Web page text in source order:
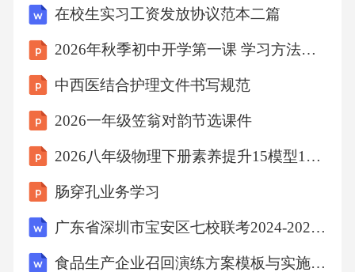
本文件按照标准化工作导则第部分标准化文件
的结构和起草规则的规定
起草
。
请注意本文件的某些内容可能涉及专利本文件
在校生实习工资发放协议范本二篇
2026年秋季初中开学第一课 学习方法与效率提升教学设计
中西医结合护理文件书写规范
2026一年级笠翁对韵节选课件
2026八年级物理下册素养提升15模型1悬浮漂浮模型习题课件新版北师大版
肠穿孔业务学习
广东省深圳市宝安区七校联考2024-2025学年八年级上学期11月期中物理试题（含答案）
食品生产企业召回演练方案模板与实施记录